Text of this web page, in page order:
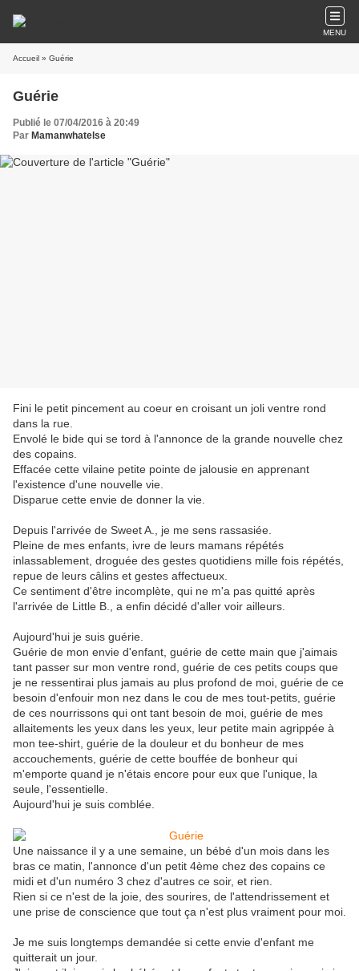
MENU
Accueil » Guérie
Guérie
Publié le 07/04/2016 à 20:49
Par Mamanwhatelse
Fini le petit pincement au coeur en croisant un joli ventre rond
dans la rue.
Envolé le bide qui se tord à l'annonce de la grande nouvelle chez
des copains.
Effacée cette vilaine petite pointe de jalousie en apprenant
l'existence d'une nouvelle vie.
Disparue cette envie de donner la vie.
Depuis l'arrivée de Sweet A., je me sens rassasiée.
Pleine de mes enfants, ivre de leurs mamans répétés
inlassablement, droguée des gestes quotidiens mille fois répétés,
repue de leurs câlins et gestes affectueux.
Ce sentiment d'être incomplète, qui ne m'a pas quitté après
l'arrivée de Little B., a enfin décidé d'aller voir ailleurs.
Aujourd'hui je suis guérie.
Guérie de mon envie d'enfant, guérie de cette main que j'aimais
tant passer sur mon ventre rond, guérie de ces petits coups que
je ne ressentirai plus jamais au plus profond de moi, guérie de ce
besoin d'enfouir mon nez dans le cou de mes tout-petits, guérie
de ces nourrissons qui ont tant besoin de moi, guérie de mes
allaitements les yeux dans les yeux, leur petite main agrippée à
mon tee-shirt, guérie de la douleur et du bonheur de mes
accouchements, guérie de cette bouffée de bonheur qui
m'emporte quand je n'étais encore pour eux que l'unique, la
seule, l'essentielle.
Aujourd'hui je suis comblée.
Une naissance il y a une semaine, un bébé d'un mois dans les
bras ce matin, l'annonce d'un petit 4ème chez des copains ce
midi et d'un numéro 3 chez d'autres ce soir, et rien.
Rien si ce n'est de la joie, des sourires, de l'attendrissement et
une prise de conscience que tout ça n'est plus vraiment pour moi.
Je me suis longtemps demandée si cette envie d'enfant me
quitterait un jour.